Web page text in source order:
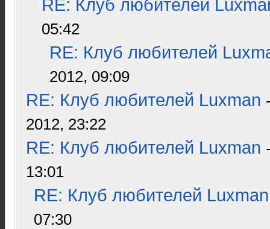
RE: Клуб любителей
05:42
RE: Клуб любителей
2012, 09:09
RE: Клуб любителей Luxman
2012, 23:22
RE: Клуб любителей Luxman
13:01
RE: Клуб любителей Luxman
07:30